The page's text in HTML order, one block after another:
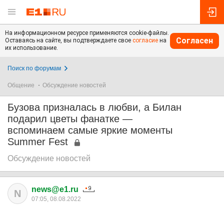
На информационном ресурсе применяются cookie-файлы.
Оставаясь на сайте, вы подтверждаете свое согласие на
их использование.
Согласен
Поиск по форумам
Общение Обсуждение новостей
Бузова призналась в любви, а Билан
подарил цветы фанатке —
вспоминаем самые яркие моменты
Summer Fest
Обсуждение новостей
N news@e1.ru
07:05, 08.08.2022